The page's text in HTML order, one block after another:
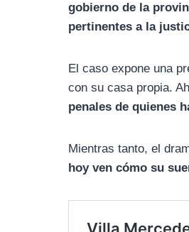
gobierno de la
pertinentes a la
El caso expone una
con su casa propia.
penales de quienes
Mientras tanto, el
hoy ven cómo su